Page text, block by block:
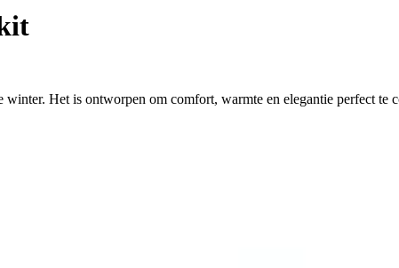
Het is ontworpen om comfort, warmte en elegantie perfect te